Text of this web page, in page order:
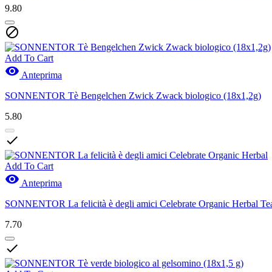
9.80

Add To Cart
 Anteprima
SONNENTOR Tè Bengelchen Zwick Zwack biologico (18x1,2g)
5.80

Add To Cart
 Anteprima
SONNENTOR La felicità è degli amici Celebrate Organic Herbal
7.70
